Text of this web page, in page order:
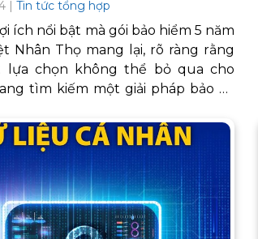
| Tin tức tổng hợp
ích nổi bật mà gói bảo hiểm 5 năm
Nhân Thọ mang lại, rõ ràng rằng
lựa chọn không thể bỏ qua cho
tìm kiếm một giải pháp bảo vệ